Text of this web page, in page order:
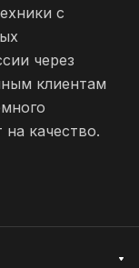
с
через
клиентам
на качество.